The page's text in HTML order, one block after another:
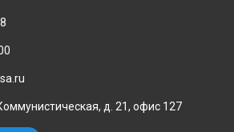
д. 21, офис 127